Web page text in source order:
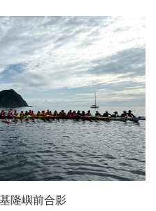
隆嶼前合影